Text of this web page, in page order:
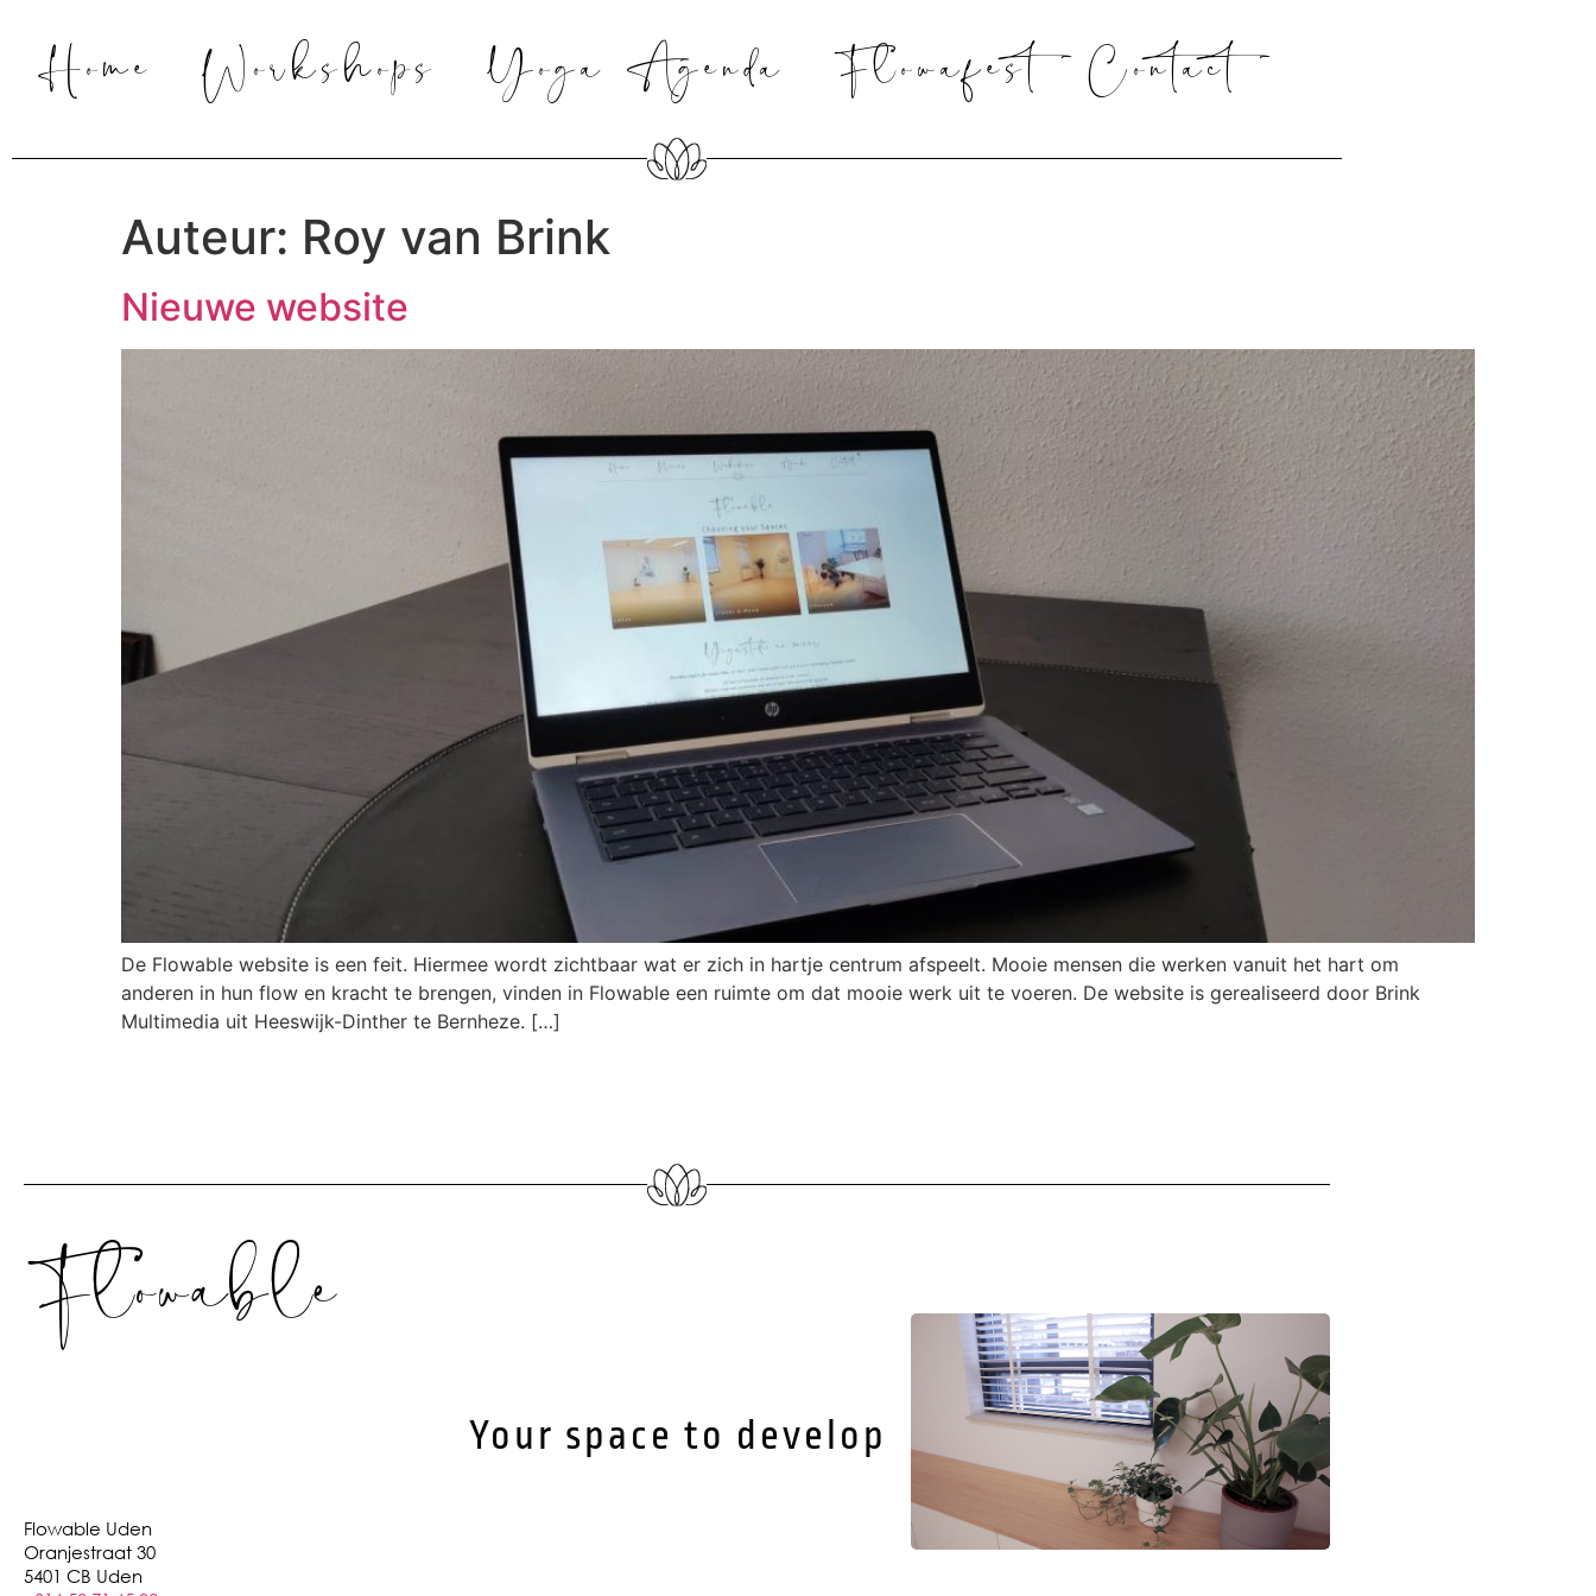
Home Workshops Yoga Agenda Flowafest Contact
Auteur: Roy van Brink
Nieuwe website
De Flowable website is een feit. Hiermee wordt zichtbaar wat er zich in hartje centrum afspeelt. Mooie mensen die werken vanuit het hart om
anderen in hun flow en kracht te brengen, vinden in Flowable een ruimte om dat mooie werk uit te voeren. De website is gerealiseerd door Brink
Multimedia uit Heeswijk-Dinther te Bernheze. […]
Flowable
Your space to develop
Flowable Uden
Oranjestraat 30
5401 CB Uden